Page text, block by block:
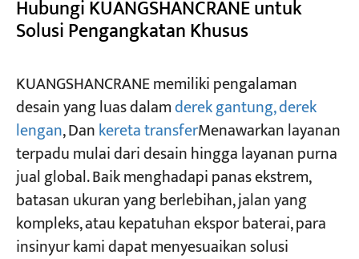
Hubungi KUANGSHANCRANE untuk
Solusi Pengangkatan Khusus
KUANGSHANCRANE memiliki pengalaman
desain yang luas dalamderek gantung, derek
lengan, Dankereta transferMenawarkan layanan
terpadu mulai dari desain hingga layanan purna
jual global. Baik menghadapi panas ekstrem,
batasan ukuran yang berlebihan, jalan yang
kompleks, atau kepatuhan ekspor baterai, para
insinyur kami dapat menyesuaikan solusi